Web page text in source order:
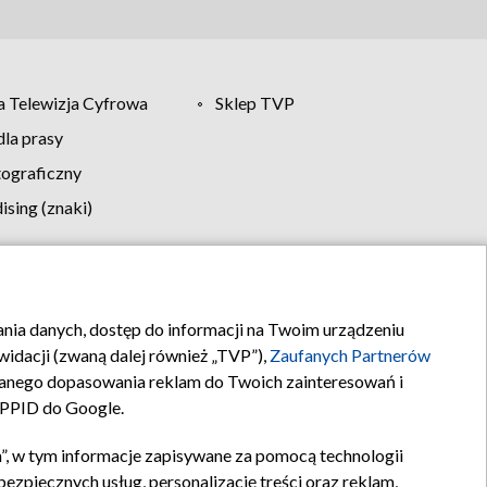
Telewizja Cyfrowa
Sklep TVP
prasy
(znaki)
Kontakt
danych, dostęp do informacji na Twoim urządzeniu
(zwaną dalej również „TVP”), Zaufanych Partnerów
dopasowania reklam do Twoich zainteresowań i
do Google.
w tym informacje zapisywane za pomocą technologii
usług, personalizację treści oraz reklam,